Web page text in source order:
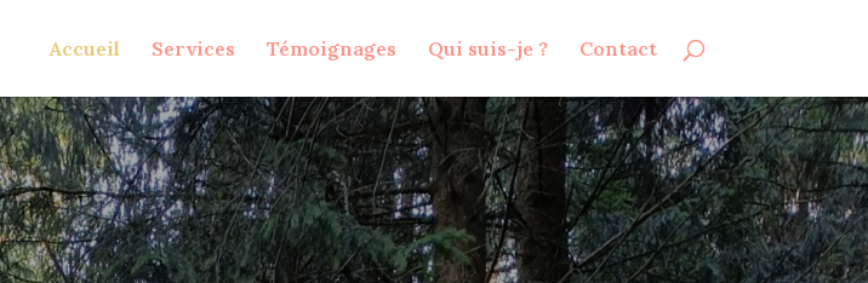
Accueil Services Témoignages Qui suis-je ? Contact